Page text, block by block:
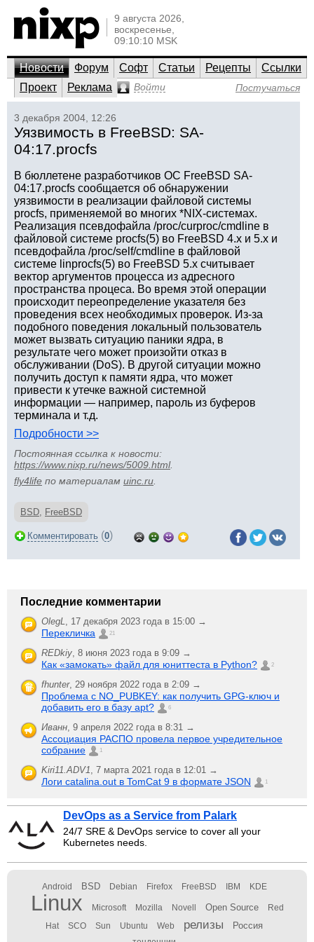
9 августа 2026,
воскресенье,
09:10:10 MSK
Новости Форум Софт Статьи Рецепты
Ссылки
Проект
Реклама Войти Постучаться
3 декабря 2004, 12:26
Уязвимость в FreeBSD: SA-
04:17.procfs
В бюллетене разработчиков ОС FreeBSD SA-
04:17.procfs сообщается об обнаружении
уязвимости в реализации файловой системы
procfs, применяемой во многих *NIX-системах.
Реализация псевдофайла /proc/curproc/cmdline в
файловой системе procfs(5) во FreeBSD 4.х и 5.х и
псевдофайла /proc/self/cmdline в файловой
системе linprocfs(5) во FreeBSD 5.x считывает
вектор аргументов процесса из адресного
пространства процеса. Во время этой операции
происходит переопределение указателя без
проведения всех необходимых проверок. Из-за
подобного поведения локальный пользователь
может вызвать ситуацию паники ядра, в
результате чего может произойти отказ в
обслуживании (DoS). В другой ситуации можно
получить доступ к памяти ядра, что может
привести к утечке важной системной
информации — например, пароль из буферов
терминала и т.д.
Подробности >>
Постоянная ссылка к новости:
https://www.nixp.ru/news/5009.html.
fly4life по материалам uinc.ru
BSD, FreeBSD
Комментировать (0)
Последние комментарии
OlegL, 17 декабря 2023 года в 15:00 →
Перекличка 21
REDkiy, 8 июня 2023 года в 9:09 →
Как «замокать» файл для юниттеста в Python? 2
fhunter, 29 ноября 2022 года в 2:09 →
Проблема с NO_PUBKEY: как получить GPG-ключ и
добавить его в базу apt?
6
Иванн, 9 апреля 2022 года в 8:31 →
Ассоциация РАСПО провела первое учредительное
собрание
1
Kiri11.ADV1, 7 марта 2021 года в 12:01 →
Логи catalina.out в TomCat 9 в формате JSON 1
DevOps as a Service from Palark
24/7 SRE & DevOps service to cover all your
Kubernetes needs.
Android BSD Debian Firefox FreeBSD IBM KDE
Linux Microsoft Mozilla Novell Open Source Red
Hat SCO Sun Ubuntu Web релизы Россия